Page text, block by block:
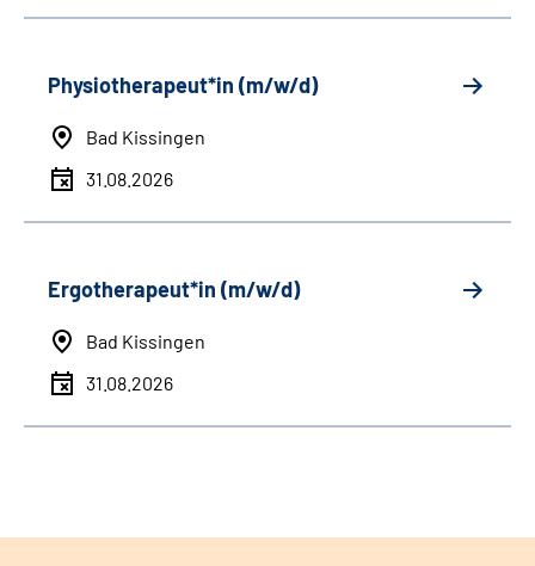
Physiotherapeut*in (m/w/d)
Bad Kissingen
31.08.2026
Ergotherapeut*in (m/w/d)
Bad Kissingen
31.08.2026